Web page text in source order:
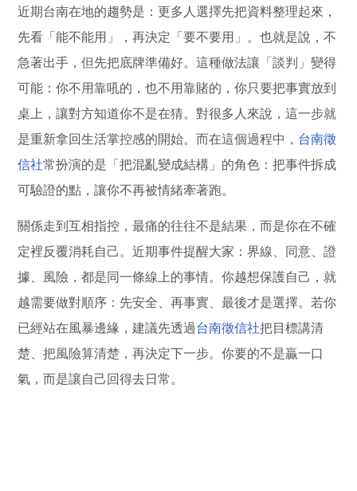
近期台南在地的趨勢是：更多人選擇先把資料整理起來，
先看「能不能用」，再決定「要不要用」。也就是說，不
急著出手，但先把底牌準備好。這種做法讓「談判」變得
可能：你不用靠吼的，也不用靠賭的，你只要把事實放到
桌上，讓對方知道你不是在猜。對很多人來說，這一步就
是重新拿回生活掌控感的開始。而在這個過程中， 台南徵
信社常扮演的是「把混亂變成結構」的角色：把事件拆成
可驗證的點，讓你不再被情緒牽著跑。
關係走到互相指控，最痛的往往不是結果，而是你在不確
定裡反覆消耗自己。近期事件提醒大家：界線、同意、證
據、風險，都是同一條線上的事情。你越想保護自己，就
越需要做對順序：先安全、再事實、最後才是選擇。若你
已經站在風暴邊緣，建議先透過台南徵信社把目標講清
楚、把風險算清楚，再決定下一步。你要的不是贏一口
氣，而是讓自己回得去日常。